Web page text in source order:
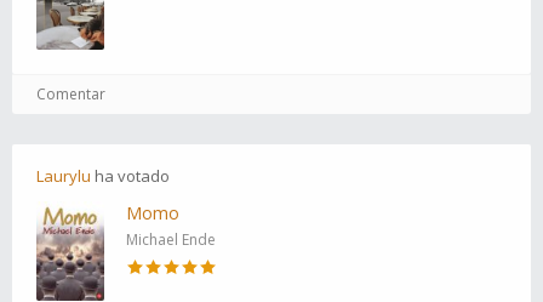
Comentar
Laurylu ha votado
Momo
Michael Ende